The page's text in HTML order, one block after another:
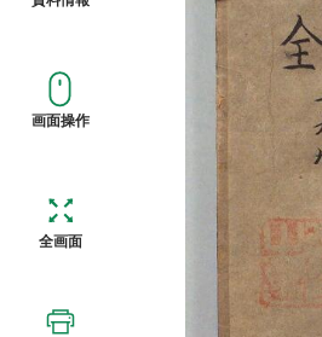
画面操作
全画面